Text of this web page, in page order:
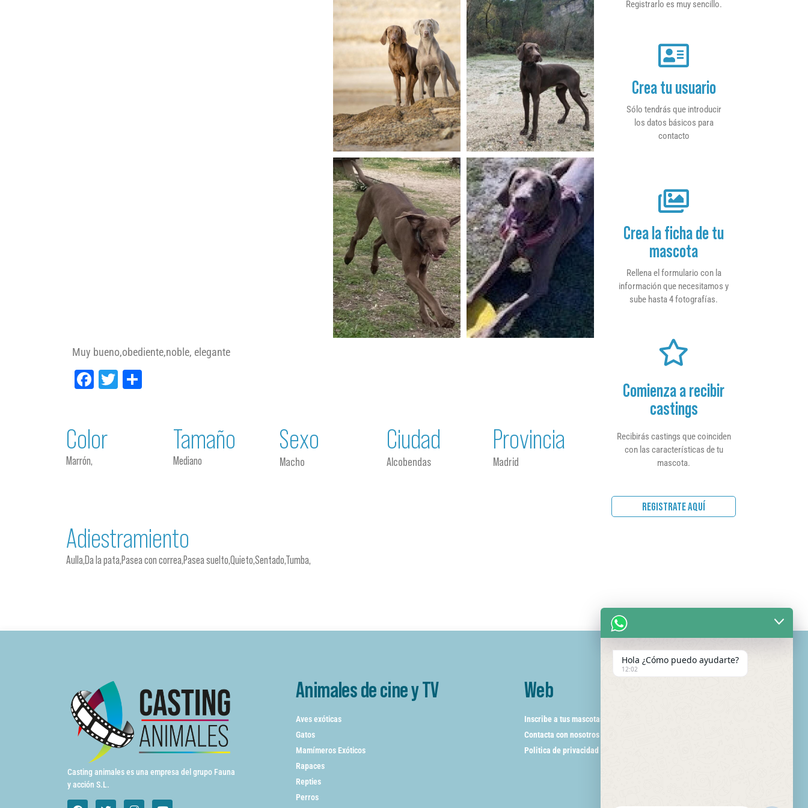
Muy bueno,obediente,noble, elegante
Facebook
Twitter
Color
Marrón,
Tamaño
Mediano
Sexo
Macho
Ciudad
Alcobendas
Provincia
Madrid
Adiestramiento
Aulla,Da la pata,Pasea con correa,Pasea suelto,Quieto,Sentado,Tumba,
Registrarlo es muy sencillo.
Crea tu usuario
Sólo tendrás que introducir
los datos básicos para
contacto
Crea la ficha de tu
mascota
Rellena el formulario con la
información que necesitamos y
sube hasta 4 fotografías.
Comienza a recibir
castings
Recibirás castings que coinciden
con las características de tu
mascota.
REGISTRATE AQUÍ
Casting animales es una empresa del grupo Fauna
y acción S.L.
Animales de cine y TV
Aves exóticas
Gatos
Mamímeros Exóticos
Rapaces
Repties
Perros
Web
Inscribe a tus mascotas
Contacta con nosotros
Politica de privacidad
Hola ¿Cómo puedo ayudarte?
12:02